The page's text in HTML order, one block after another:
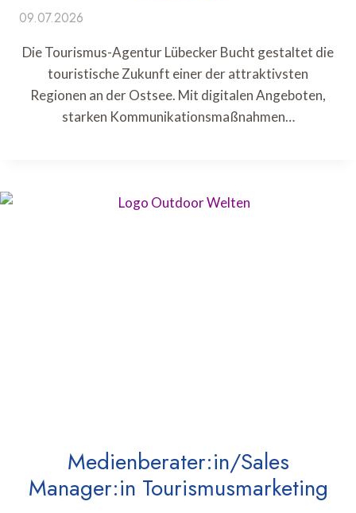
09.07.2026
Die Tourismus-Agentur Lübecker Bucht gestaltet die
touristische Zukunft einer der attraktivsten
Regionen an der Ostsee. Mit digitalen Angeboten,
starken Kommunikationsmaßnahmen…
Medienberater:in/Sales
Manager:in Tourismusmarketing